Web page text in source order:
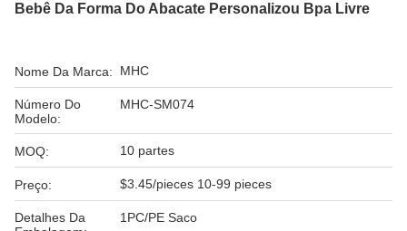
Bebê Da Forma Do Abacate Personalizou Bpa Livre
Nome Da Marca: MHC
Número Do
Modelo:
MHC-SM074
MOQ: 10 partes
Preço: $3.45/pieces 10-99 pieces
Detalhes Da
1PC/PE Saco